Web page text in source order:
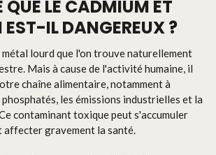
LE CADMIUM ET
EST-IL DANGEREUX ?
métal lourd que l'on trouve naturellement
Mais à cause de l'activité humaine, il
chaîne alimentaire, notamment à
les émissions industrielles et la
contaminant toxique peut s'accumuler
affecter gravement la santé.